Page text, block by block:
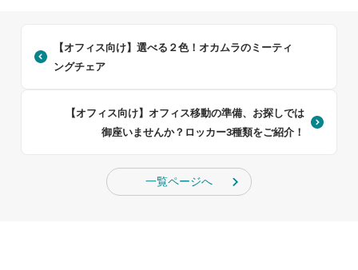
【オフィス向け】選べる２色！オカムラのミーティ
ングチェア
【オフィス向け】オフィス移動の準備、お探しでは
御座いませんか？ロッカー3種類をご紹介！
一覧ページへ